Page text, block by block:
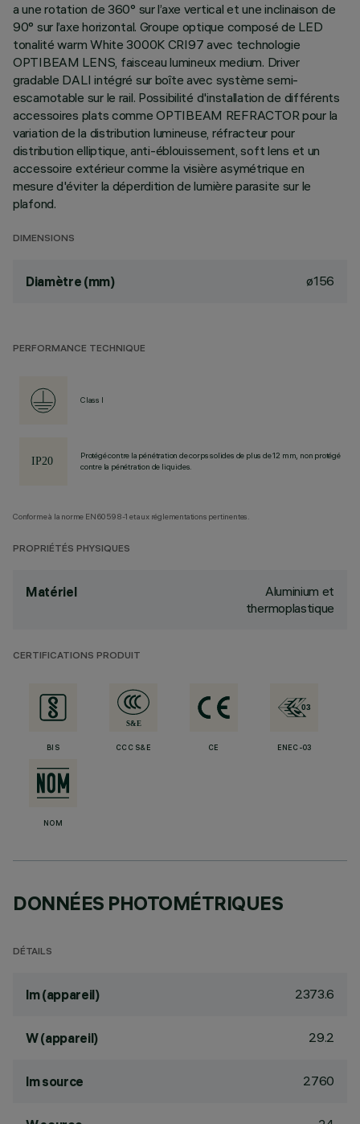
a une rotation de 360° sur l’axe vertical et une inclinaison de
90° sur l’axe horizontal. Groupe optique composé de LED
tonalité warm White 3000K CRI97 avec technologie
OPTIBEAM LENS, faisceau lumineux medium. Driver
gradable DALI intégré sur boîte avec système semi-
escamotable sur le rail. Possibilité d'installation de différents
accessoires plats comme OPTIBEAM REFRACTOR pour la
variation de la distribution lumineuse, réfracteur pour
distribution elliptique, anti-éblouissement, soft lens et un
accessoire extérieur comme la visière asymétrique en
mesure d'éviter la déperdition de lumière parasite sur le
plafond.
DIMENSIONS
Diamètre (mm) ø156
PERFORMANCE TECHNIQUE
Class I
Protégé contre la pénétration de corps solides de plus de 12 mm, non protégé
contre la pénétration de liquides.
Conforme à la norme EN60598-1 et aux réglementations pertinentes.
PROPRIÉTÉS PHYSIQUES
Matériel
Aluminium et
thermoplastique
CERTIFICATIONS PRODUIT
BIS CCC S&E CE ENEC-03
NOM
DONNÉES PHOTOMÉTRIQUES
DÉTAILS
lm (appareil) 2373.6
W (appareil) 29.2
lm source 2760